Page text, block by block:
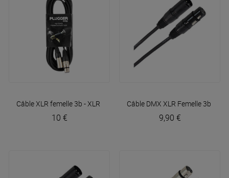
Câble XLR femelle 3b - XLR mâle 3b 6m EasyPlugger
10 €
Câble DMX XLR Femelle 3b -
9,90 €